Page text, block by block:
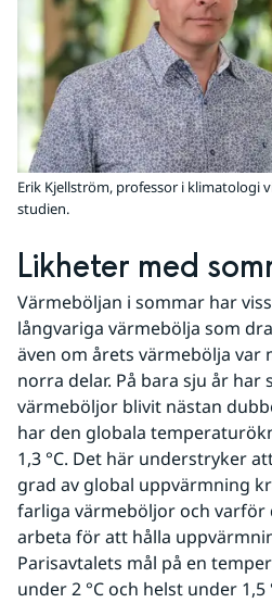
Erik Kjellström, professor i klimatologi
studien.
Likheter med
Värmeböljan i sommar har
långvariga värmebölja som
även om årets värmebölja var
norra delar. På bara sju år har
värmeböljor blivit nästan
har den globala
1,3 °C. Det här understryker
grad av global uppvärmning
farliga värmeböljor och varför
arbeta för att hålla
Parisavtalets mål på en
under 2 °C och helst under 1,5